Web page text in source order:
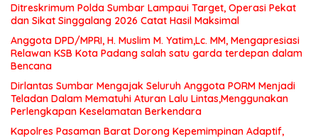
Ditreskrimum Polda Sumbar Lampaui Target, Operasi Pekat
dan Sikat Singgalang 2026 Catat Hasil Maksimal
Anggota DPD/MPRI, H. Muslim M. Yatim,Lc. MM, Mengapresiasi
Relawan KSB Kota Padang salah satu garda terdepan dalam
Bencana
Dirlantas Sumbar Mengajak Seluruh Anggota PORM Menjadi
Teladan Dalam Mematuhi Aturan Lalu Lintas,Menggunakan
Perlengkapan Keselamatan Berkendara
Kapolres Pasaman Barat Dorong Kepemimpinan Adaptif,